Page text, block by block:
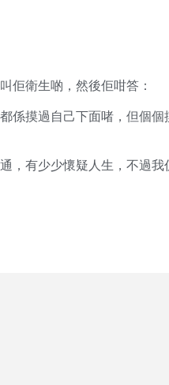
佢衛生啲，然後佢咁答：
係摸過自己下面啫，但個
，有少少懷疑人生，不過